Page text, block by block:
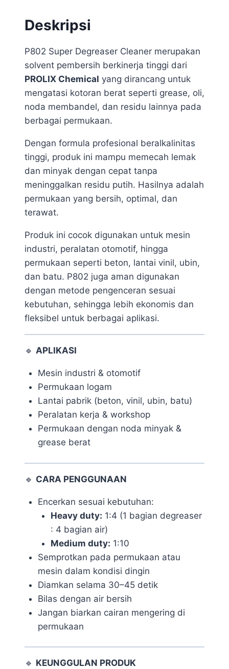
Deskripsi
P802 Super Degreaser Cleaner merupakan
solvent pembersih berkinerja tinggi dari
PROLIX Chemical yang dirancang untuk
mengatasi kotoran berat seperti grease, oli,
noda membandel, dan residu lainnya pada
berbagai permukaan.
Dengan formula profesional beralkalinitas
tinggi, produk ini mampu memecah lemak
dan minyak dengan cepat tanpa
meninggalkan residu putih. Hasilnya adalah
permukaan yang bersih, optimal, dan
terawat.
Produk ini cocok digunakan untuk mesin
industri, peralatan otomotif, hingga
permukaan seperti beton, lantai vinil, ubin,
dan batu. P802 juga aman digunakan
dengan metode pengenceran sesuai
kebutuhan, sehingga lebih ekonomis dan
fleksibel untuk berbagai aplikasi.
🔹 APLIKASI
Mesin industri & otomotif
Permukaan logam
Lantai pabrik (beton, vinil, ubin, batu)
Peralatan kerja & workshop
Permukaan dengan noda minyak &
grease berat
🔹 CARA PENGGUNAAN
Encerkan sesuai kebutuhan:
Heavy duty: 1:4 (1 bagian degreaser
: 4 bagian air)
Medium duty: 1:10
Semprotkan pada permukaan atau
mesin dalam kondisi dingin
Diamkan selama 30–45 detik
Bilas dengan air bersih
Jangan biarkan cairan mengering di
permukaan
🔹 KEUNGGULAN PRODUK